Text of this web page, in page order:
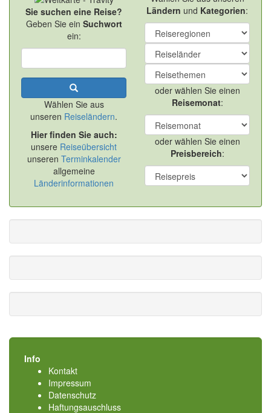
Sie suchen eine Reise?
Geben Sie ein Suchwort
ein:
Wählen Sie aus
unseren Reiseländern.
Hier finden Sie auch:
unsere Reiseübersicht
unseren Terminkalender
allgemeine
Länderinformationen
Ländern und Kategorien:
oder wählen Sie einen
Reisemonat:
oder wählen Sie einen
Preisbereich:
Info
Kontakt
Impressum
Datenschutz
Haftungsauschluss